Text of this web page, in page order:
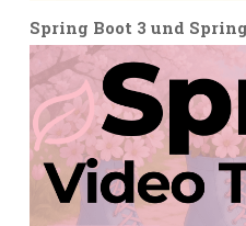
Spring Boot 3 und